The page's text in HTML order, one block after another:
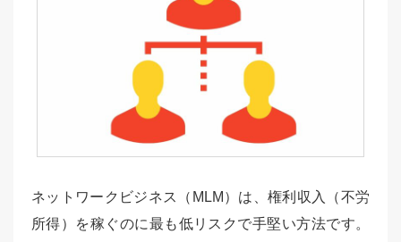
ネットワークビジネス（MLM）は、権利収入（不労
所得）を稼ぐのに最も低リスクで手堅い方法です。